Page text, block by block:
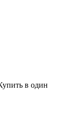
в один